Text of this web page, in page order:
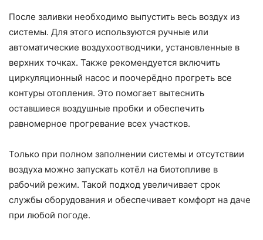
После заливки необходимо выпустить весь воздух из
системы. Для этого используются ручные или
автоматические воздухоотводчики, установленные в
верхних точках. Также рекомендуется включить
циркуляционный насос и поочерёдно прогреть все
контуры отопления. Это помогает вытеснить
оставшиеся воздушные пробки и обеспечить
равномерное прогревание всех участков.
Только при полном заполнении системы и отсутствии
воздуха можно запускать котёл на биотопливе в
рабочий режим. Такой подход увеличивает срок
службы оборудования и обеспечивает комфорт на даче
при любой погоде.